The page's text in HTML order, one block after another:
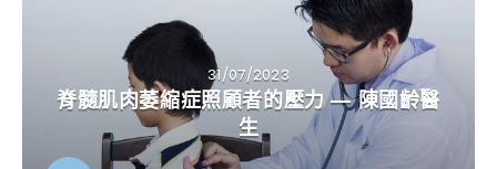
31/07/2023
脊髓肌肉萎縮症照顧者的壓力 — 陳國齡醫
生